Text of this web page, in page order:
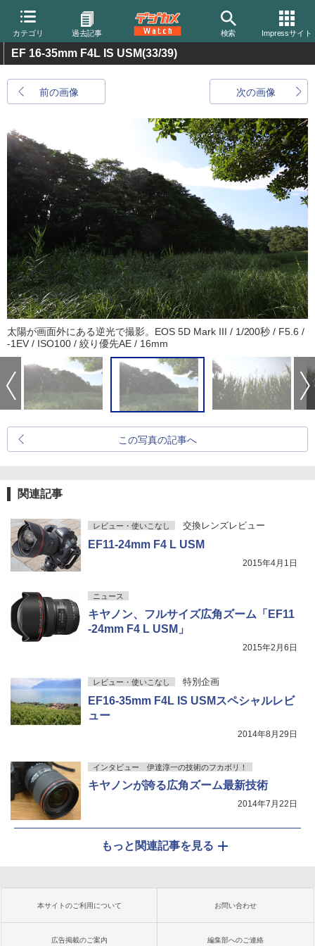
カテゴリ 過去記事 検索 Impressサイト
EF 16-35mm F4L IS USM(33/39)
前の画像 次の画像
太陽が画面外にある逆光で撮影。EOS 5D Mark III / 1/200秒 / F5.6 /
-1EV / ISO100 / 絞り優先AE / 16mm
この写真の記事へ
関連記事
レビュー・使いこなし 交換レンズレビュー
EF11-24mm F4 L USM
2015年4月1日
ニュース
キヤノン、フルサイズ広角ズーム「EF11
-24mm F4 L USM」
2015年2月6日
レビュー・使いこなし 特別企画
EF16-35mm F4L IS USMスペシャルレビ
ュー
2014年8月29日
インタビュー 伊達淳一の技術のフカボリ！
キヤノンが誇る広角ズーム最新技術
2014年7月22日
もっと関連記事を見る
本サイトのご利用について お問い合わせ
広告掲載のご案内 編集部へのご連絡